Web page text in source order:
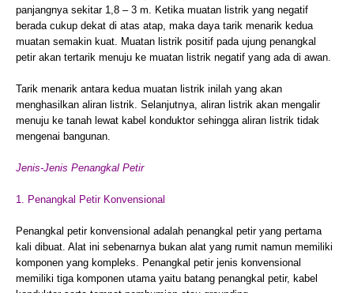
panjangnya sekitar 1,8 – 3 m. Ketika muatan listrik yang negatif
berada cukup dekat di atas atap, maka daya tarik menarik kedua
muatan semakin kuat. Muatan listrik positif pada ujung penangkal
petir akan tertarik menuju ke muatan listrik negatif yang ada di awan.
Tarik menarik antara kedua muatan listrik inilah yang akan
menghasilkan aliran listrik. Selanjutnya, aliran listrik akan mengalir
menuju ke tanah lewat kabel konduktor sehingga aliran listrik tidak
mengenai bangunan.
Jenis-Jenis Penangkal Petir
1. Penangkal Petir Konvensional
Penangkal petir konvensional adalah penangkal petir yang pertama
kali dibuat. Alat ini sebenarnya bukan alat yang rumit namun memiliki
komponen yang kompleks. Penangkal petir jenis konvensional
memiliki tiga komponen utama yaitu batang penangkal petir, kabel